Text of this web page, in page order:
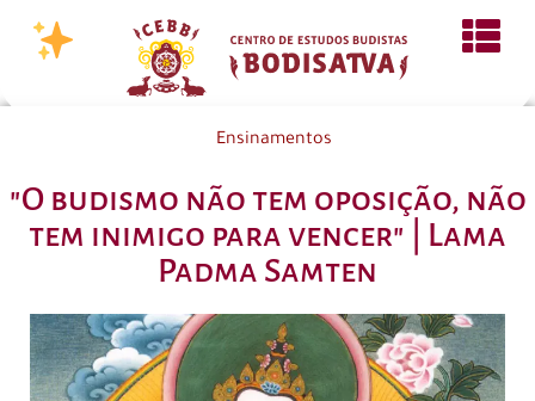
Ensinamentos
"O budismo não tem oposição, não
tem inimigo para vencer" | Lama
Padma Samten